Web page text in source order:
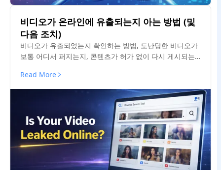
비디오가 온라인에 유출되는지 아는 방법 (및
다음 조치)
비디오가 유출되었는지 확인하는 방법, 도난당한 비디오가
보통 어디서 퍼지는지, 콘텐츠가 허가 없이 다시 게시되는
Read More